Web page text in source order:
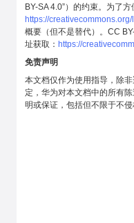
BY-SA 4.0”）的约束。为了
https://
概要（但不是替代）。CC
址获取： https://
免责声明
本文档仅作为使用指导，除
定，华为对本文档中的所有
明或保证，包括但不限于不